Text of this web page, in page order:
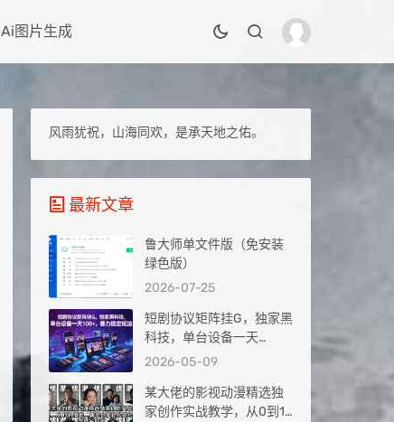
Ai图片生成
风雨犹祝，山海同欢，是承天地之佑。
最新文章
鲁大师单文件版（免安装
绿色版）
2026-07-25
短剧协议矩阵挂G，独家黑
科技，单台设备一天
100+，暴力稳定玩法【揭
2026-05-09
某大佬的影视动漫精选独
家创作实战教学，从0到1